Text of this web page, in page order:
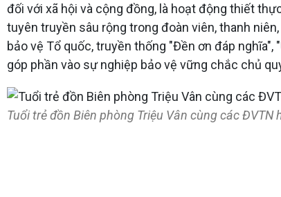
đối với xã hội và cộng đồng, là hoạt động thiết
tuyên truyền sâu rộng trong đoàn viên, thanh
bảo vệ Tổ quốc, truyền thống "Đền ơn đáp
góp phần vào sự nghiệp bảo vệ vững chắc chủ
Tuổi trẻ đồn Biên phòng Triệu Vân cùng các